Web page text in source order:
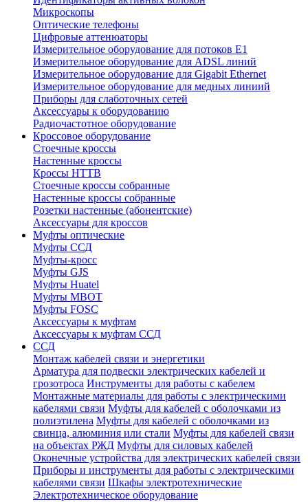
Микроскопы
Оптические телефоны
Цифровые аттенюаторы
Измерительное оборудование для потоков Е1
Измерительное оборудование для ADSL линий
Измерительное оборудование для Gigabit Ethernet
Измерительное оборудование для медных линиий
Приборы для слаботочных сетей
Аксессуары к оборудованию
Радиочастотное оборудование
Кроссовое оборудование
Стоечные кроссы
Настенные кроссы
Кроссы HTTB
Стоечные кроссы собранные
Настенные кроссы собранные
Розетки настенные (абонентские)
Аксессуары для кроссов
Муфты оптические
Муфты ССД
Муфты-кросс
Муфты GJS
Муфты Huatel
Муфты МВОТ
Муфты FOSC
Аксессуары к муфтам
Аксессуары к муфтам ССД
ССД
Монтаж кабелей связи и энергетики
Арматура для подвески электрических кабелей и
грозотроса Инструменты для работы с кабелем
Монтажные материалы для работы с электрическими
кабелями связи Муфты для кабелей с оболочками из
полиэтилена Муфты для кабелей с оболочками из
свинца, алюминия или стали Муфты для кабелей связи
на объектах РЖД Муфты для силовых кабелей
Оконечные устройства для электрических кабелей связи
Приборы и инструменты для работы с электрическими
кабелями связи Шкафы электротехнические
Электротехническое оборудование